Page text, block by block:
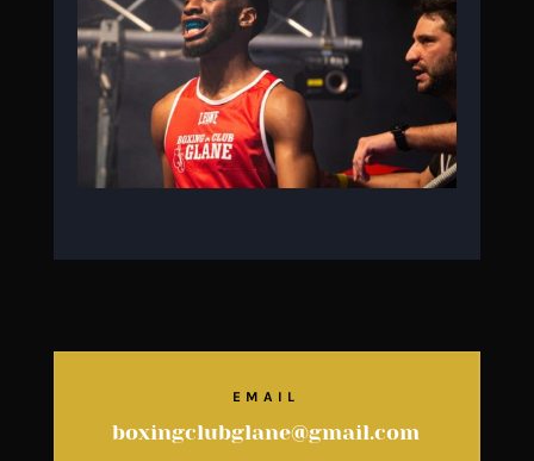
EMAIL
boxingclubglane@gmail.com